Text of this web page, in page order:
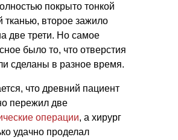
покрыто тонкой
тканью, второе зажило
две трети. Но самое
было то, что отверстия
сделаны в разное время.
что древний пациент
пережил две
операции, а хирург
удачно проделал